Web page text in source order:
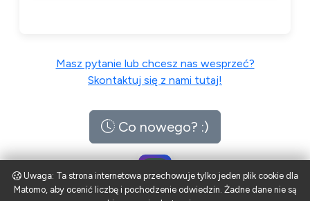
Masz pytanie lub chcesz nas wesprzeć?
Skontaktuj się z nami tutaj!
Co nowego? :)
Uwaga: Ta strona internetowa przechowuje tylko jeden plik cookie dla
Matomo, aby ocenić liczbę i pochodzenie odwiedzin. Żadne dane nie są